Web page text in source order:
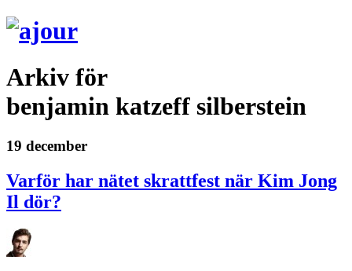
Arkiv för
benjamin katzeff silberstein
19 december
Varför har nätet skrattfest när Kim Jong
Il dör?